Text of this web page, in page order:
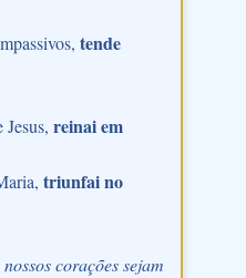
tende
reinai em
triunfai no
corações sejam